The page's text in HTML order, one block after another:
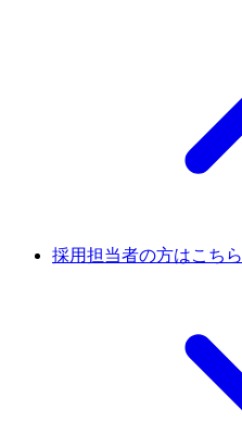
採用担当者の方はこちら